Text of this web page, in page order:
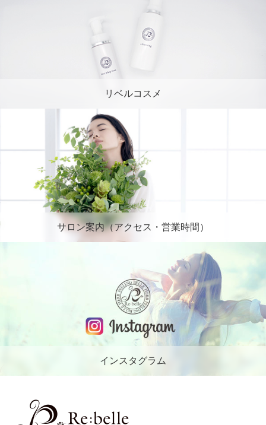
リベルコスメ
サロン案内（アクセス・営業時間）
インスタグラム